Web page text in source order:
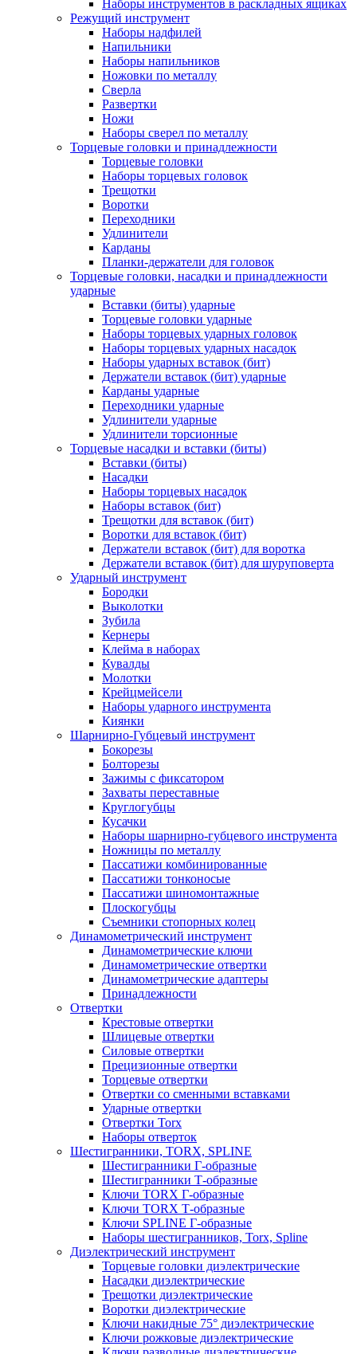
Наборы инструментов в раскладных ящиках
Режущий инструмент
Наборы надфилей
Напильники
Наборы напильников
Ножовки по металлу
Сверла
Развертки
Ножи
Наборы сверел по металлу
Торцевые головки и принадлежности
Торцевые головки
Наборы торцевых головок
Трещотки
Воротки
Переходники
Удлинители
Карданы
Планки-держатели для головок
Торцевые головки, насадки и принадлежности
ударные
Вставки (биты) ударные
Торцевые головки ударные
Наборы торцевых ударных головок
Наборы торцевых ударных насадок
Наборы ударных вставок (бит)
Держатели вставок (бит) ударные
Карданы ударные
Переходники ударные
Удлинители ударные
Удлинители торсионные
Торцевые насадки и вставки (биты)
Вставки (биты)
Насадки
Наборы торцевых насадок
Наборы вставок (бит)
Трещотки для вставок (бит)
Воротки для вставок (бит)
Держатели вставок (бит) для воротка
Держатели вставок (бит) для шуруповерта
Ударный инструмент
Бородки
Выколотки
Зубила
Кернеры
Клейма в наборах
Кувалды
Молотки
Крейцмейсели
Наборы ударного инструмента
Киянки
Шарнирно-Губцевый инструмент
Бокорезы
Болторезы
Зажимы с фиксатором
Захваты переставные
Круглогубцы
Кусачки
Наборы шарнирно-губцевого инструмента
Ножницы по металлу
Пассатижи комбинированные
Пассатижи тонконосые
Пассатижи шиномонтажные
Плоскогубцы
Съемники стопорных колец
Динамометрический инструмент
Динамометрические ключи
Динамометрические отвертки
Динамометрические адаптеры
Принадлежности
Отвертки
Крестовые отвертки
Шлицевые отвертки
Силовые отвертки
Прецизионные отвертки
Торцевые отвертки
Отвертки со сменными вставками
Ударные отвертки
Отвертки Torx
Наборы отверток
Шестигранники, TORX, SPLINE
Шестигранники Г-образные
Шестигранники Т-образные
Ключи TORX Г-образные
Ключи TORX Т-образные
Ключи SPLINE Г-образные
Наборы шестигранников, Torx, Spline
Диэлектрический инструмент
Торцевые головки диэлектрические
Насадки диэлектрические
Трещотки диэлектрические
Воротки диэлектрические
Ключи накидные 75° диэлектрические
Ключи рожковые диэлектрические